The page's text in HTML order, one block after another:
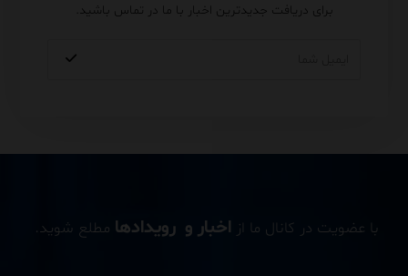
برای دریافت جدیدترین اخبار با ما در تماس باشید.
با عضویت در کانال ما از اخبار و رویدادها مطلع شوید.